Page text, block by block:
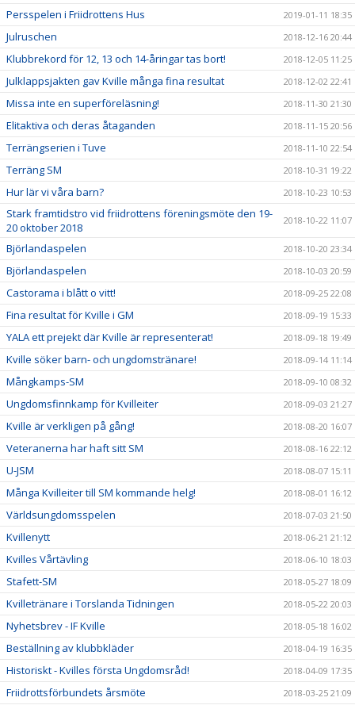
Persspelen i Friidrottens Hus 2019-01-11 18:35
Julruschen 2018-12-16 20:44
Klubbrekord för 12, 13 och 14-åringar tas bort! 2018-12-05 11:25
Julklappsjakten gav Kville många fina resultat 2018-12-02 22:41
Missa inte en superföreläsning! 2018-11-30 21:30
Elitaktiva och deras åtaganden 2018-11-15 20:56
Terrängserien i Tuve 2018-11-10 22:54
Terräng SM 2018-10-31 19:22
Hur lär vi våra barn? 2018-10-23 10:53
Stark framtidstro vid friidrottens föreningsmöte den 19-
20 oktober 2018
2018-10-22 11:07
Björlandaspelen 2018-10-20 23:34
Björlandaspelen 2018-10-03 20:59
Castorama i blått o vitt! 2018-09-25 22:08
Fina resultat för Kville i GM 2018-09-19 15:33
YALA ett prejekt där Kville är representerat! 2018-09-18 19:49
Kville söker barn- och ungdomstränare! 2018-09-14 11:14
Mångkamps-SM 2018-09-10 08:32
Ungdomsfinnkamp för Kvilleiter 2018-09-03 21:27
Kville är verkligen på gång! 2018-08-20 16:07
Veteranerna har haft sitt SM 2018-08-16 22:12
U-JSM 2018-08-07 15:11
Många Kvilleiter till SM kommande helg! 2018-08-01 16:12
Världsungdomsspelen 2018-07-03 21:50
Kvillenytt 2018-06-21 21:12
Kvilles Vårtävling 2018-06-10 18:03
Stafett-SM 2018-05-27 18:09
Kvilletränare i Torslanda Tidningen 2018-05-22 20:03
Nyhetsbrev - IF Kville 2018-05-18 16:02
Beställning av klubbkläder 2018-04-19 16:35
Historiskt - Kvilles första Ungdomsråd! 2018-04-09 17:35
Friidrottsförbundets årsmöte 2018-03-25 21:09